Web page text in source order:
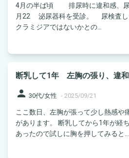
4月の半ば頃 排尿時に違和感、尿
月22 泌尿器科を受診。 尿検査
クラミジアではないかとの...
断乳して1年 左胸の張り、違
person 30代/女性 - 2025/09/21
ここ数日、左胸が張って少し熱感や
があります。 断乳してから1年が経
あったので試しに胸を押してみると...